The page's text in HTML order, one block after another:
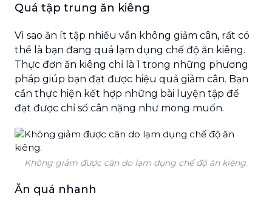
Quá tập trung ăn kiêng
Vì sao ăn ít tập nhiều vẫn không giảm cân, rất có
thể là bạn đang quá lạm dụng chế độ ăn kiêng.
Thực đơn ăn kiêng chỉ là 1 trong những phương
pháp giúp bạn đạt được hiệu quả giảm cân. Bạn
cần thực hiện kết hợp những bài luyện tập để
đạt được chỉ số cân nặng như mong muốn.
Không giảm được cân do lạm dụng chế độ ăn kiêng.
Ăn quá nhanh